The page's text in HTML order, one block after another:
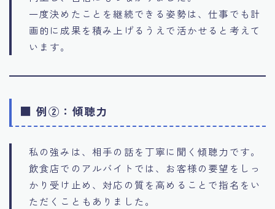
一度決めたことを継続できる姿勢は、仕事でも計
画的に成果を積み上げるうえで活かせると考えて
います。
■ 例②：傾聴力
私の強みは、相手の話を丁寧に聞く傾聴力です。
飲食店でのアルバイトでは、お客様の要望をしっ
かり受け止め、対応の質を高めることで指名をい
ただくこともありました。